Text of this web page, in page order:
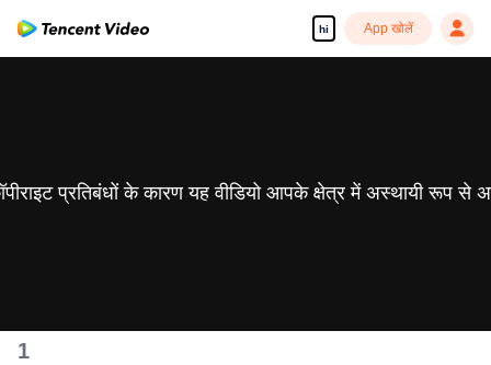
hi App खोलें
प्रतिबंधों के कारण यह वीडियो आपके क्षेत्र में अस्थायी रूप से
1